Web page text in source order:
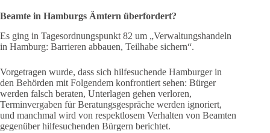
Beamte in Hamburgs Ämtern überfordert?
Es ging in Tagesordnungspunkt 82 um „Verwaltungshandeln
in Hamburg: Barrieren abbauen, Teilhabe sichern“.
Vorgetragen wurde, dass sich hilfesuchende Hamburger in
den Behörden mit Folgendem konfrontiert sehen: Bürger
werden falsch beraten, Unterlagen gehen verloren,
Terminvergaben für Beratungsgespräche werden ignoriert,
und manchmal wird von respektlosem Verhalten von Beamten
gegenüber hilfesuchenden Bürgern berichtet.